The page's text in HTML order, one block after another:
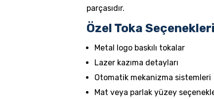
parçasıdır.
Özel Toka Seçenekleri
Metal logo baskılı tokalar
Lazer kazıma detayları
Otomatik mekanizma sistemleri
Mat veya parlak yüzey